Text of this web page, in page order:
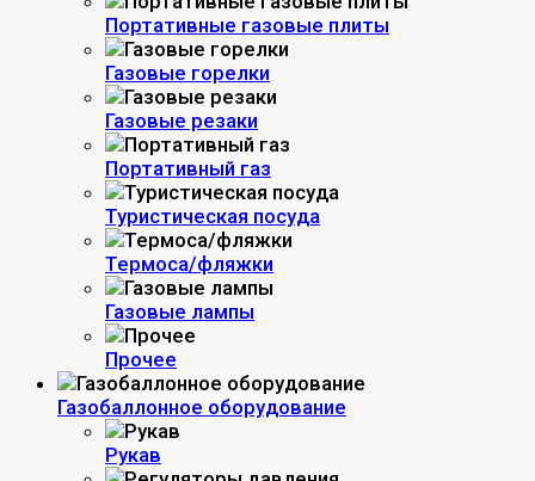
Портативные газовые плиты
Газовые горелки
Газовые резаки
Портативный газ
Туристическая посуда
Термоса/фляжки
Газовые лампы
Прочее
Газобаллонное оборудование
Рукав